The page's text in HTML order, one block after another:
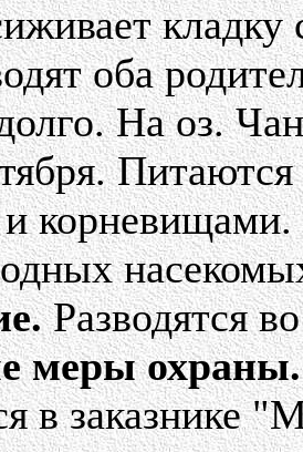
кладку
оба
На оз.
Разводятся
меры охраны.
в заказнике